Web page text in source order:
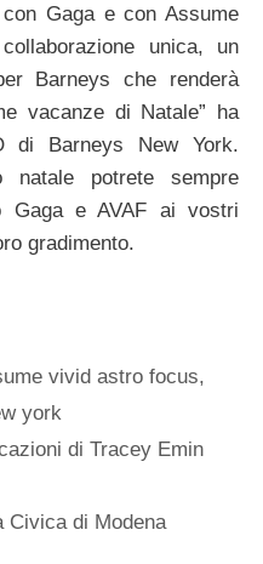
Gaga e con Assume
unica, un
Barneys che renderà
vacanze di Natale” ha
di Barneys New York.
natale potrete sempre
Gaga e AVAF ai vostri
gradimento.
vivid astro focus,
york
di Tracey Emin
Civica di Modena